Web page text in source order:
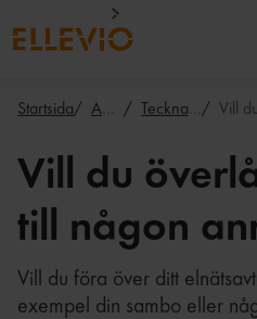
Startsida Vill
Vill du
till någon
Vill du föra över ditt
exempel din sambo eller